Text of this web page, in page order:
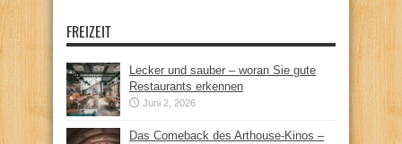
FREIZEIT
Lecker und sauber – woran Sie gute
Restaurants erkennen
Juni 2, 2026
Das Comeback des Arthouse-Kinos –